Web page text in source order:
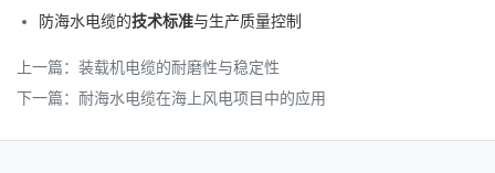
防海水电缆的技术标准与生产质量控制
上一篇： 装载机电缆的耐磨性与稳定性
下一篇： 耐海水电缆在海上风电项目中的应用